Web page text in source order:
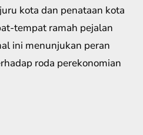
kota dan penataan kota
tempat ramah pejalan
ini menunjukan peran
roda perekonomian